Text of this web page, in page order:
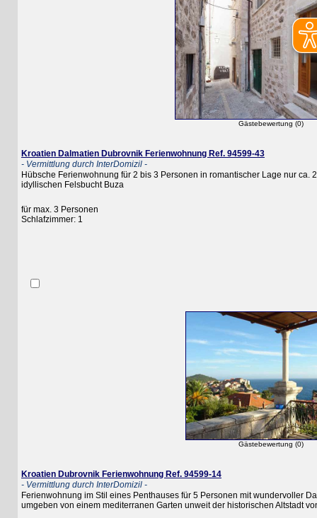
Gästebewertung (0)
Kroatien Dalmatien Dubrovnik Ferienwohnung Ref. 94599-43
- Vermittlung durch InterDomizil -
Hübsche Ferienwohnung für 2 bis 3 Personen in romantischer Lage nur ca. 20
idyllischen Felsbucht Buza
für max. 3 Personen
Schlafzimmer: 1
Gästebewertung (0)
Kroatien Dubrovnik Ferienwohnung Ref. 94599-14
- Vermittlung durch InterDomizil -
Ferienwohnung im Stil eines Penthauses für 5 Personen mit wundervoller
umgeben von einem mediterranen Garten unweit der historischen Altstadt von